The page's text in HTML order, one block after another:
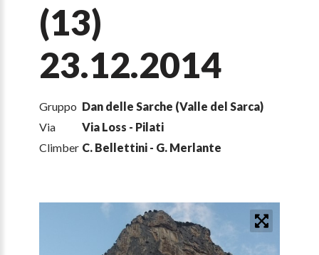
(13)
23.12.2014
Gruppo Dan delle Sarche (Valle del Sarca)
Via
Via Loss - Pilati
Climber C. Bellettini - G. Merlante